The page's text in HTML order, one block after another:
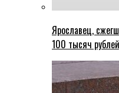
Ярославец,
100 тысяч